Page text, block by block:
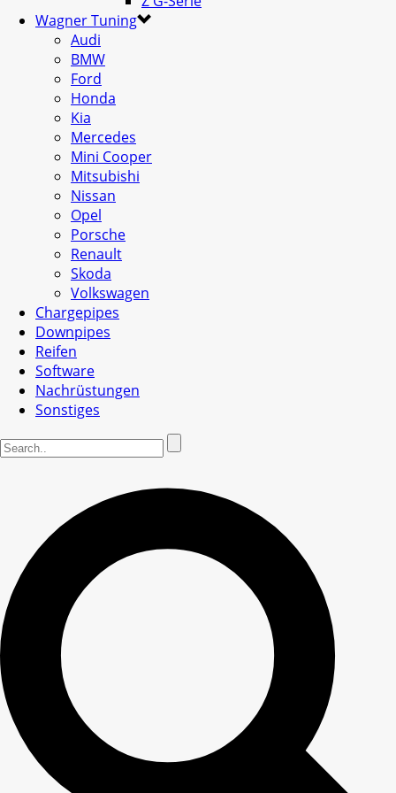
Wagner Tuning
Audi
BMW
Ford
Honda
Kia
Mercedes
Mini Cooper
Mitsubishi
Nissan
Opel
Porsche
Renault
Skoda
Volkswagen
Chargepipes
Downpipes
Reifen
Software
Nachrüstungen
Sonstiges